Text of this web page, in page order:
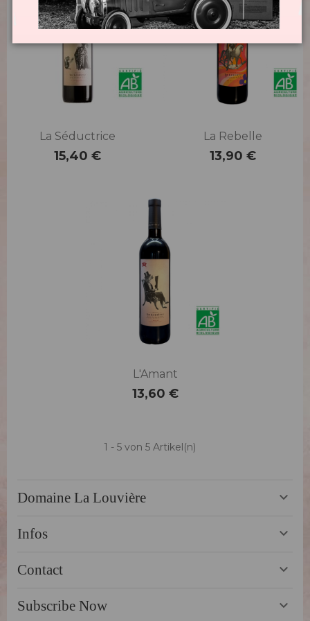
La Séductrice
Preis
15,40 €
La Rebelle
Preis
13,90 €
L'Amant
Preis
13,60 €
1 - 5 von 5 Artikel(n)
Domaine La Louvière 
Infos 
Contact 
Subscribe Now 